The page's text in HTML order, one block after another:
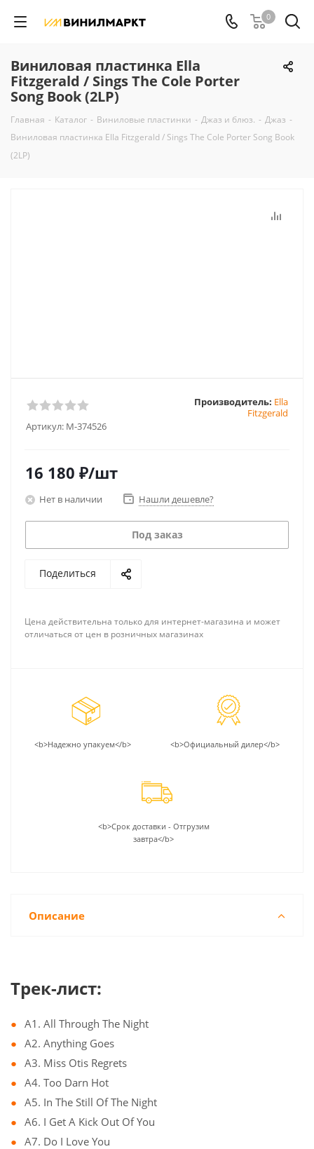
0
Виниловая пластинка Ella
Fitzgerald / Sings The Cole Porter
Song Book (2LP)
Главная - Каталог - Виниловые пластинки - Джаз и блюз. - Джаз -
Виниловая пластинка Ella Fitzgerald / Sings The Cole Porter Song Book
(2LP)
Артикул: M-374526
Производитель: Ella
Fitzgerald
16 180 ₽/шт
Нет в наличии Нашли дешевле?
Под заказ
Поделиться
Цена действительна только для интернет-магазина и может
отличаться от цен в розничных магазинах
<b>Надежно упакуем</b> <b>Официальный дилер</b>
<b>Срок доставки - Отгрузим
завтра</b>
Описание
Трек-лист:
A1. All Through The Night
A2. Anything Goes
A3. Miss Otis Regrets
A4. Too Darn Hot
A5. In The Still Of The Night
A6. I Get A Kick Out Of You
A7. Do I Love You